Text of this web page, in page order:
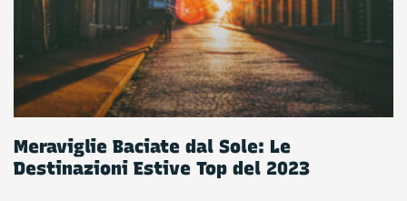
Meraviglie Baciate dal Sole: Le
Destinazioni Estive Top del 2023